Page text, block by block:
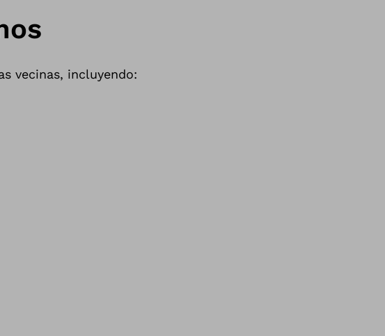
vecinas, incluyendo: